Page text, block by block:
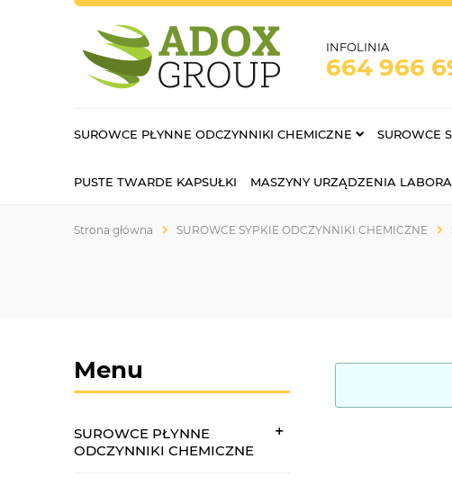
INFOLINIA
664 966
SUROWCE PŁYNNE ODCZYNNIKI CHEMICZNE SUROWCE
PUSTE TWARDE KAPSUŁKI MASZYNY URZĄDZENIA
Strona główna SUROWCE SYPKIE ODCZYNNIKI CHEMICZNE
Menu
SUROWCE PŁYNNE
ODCZYNNIKI CHEMICZNE